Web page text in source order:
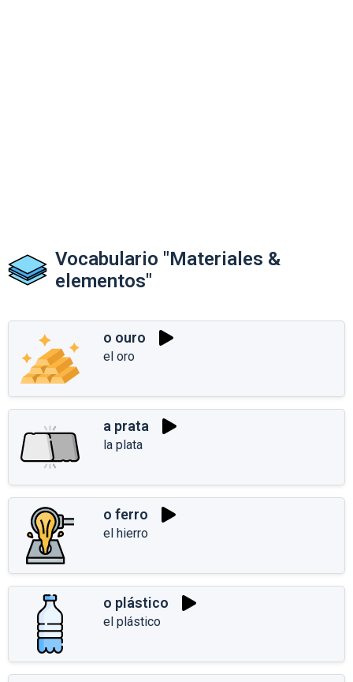
Vocabulario "Materiales &
elementos"
o ouro
el oro
a prata
la plata
o ferro
el hierro
o plástico
el plástico